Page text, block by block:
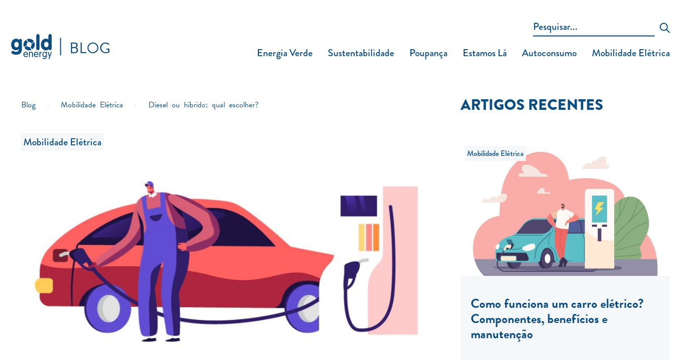
BLOG Energia Verde Sustentabilidade Poupança Estamos Lá Autoconsumo Mobilidade Elétrica
Blog › Mobilidade Elétrica › Diesel ou híbrido: qual escolher?
Mobilidade Elétrica
ARTIGOS RECENTES
Mobilidade Elétrica
Como funciona um carro elétrico?
Componentes, benefícios e
manutenção